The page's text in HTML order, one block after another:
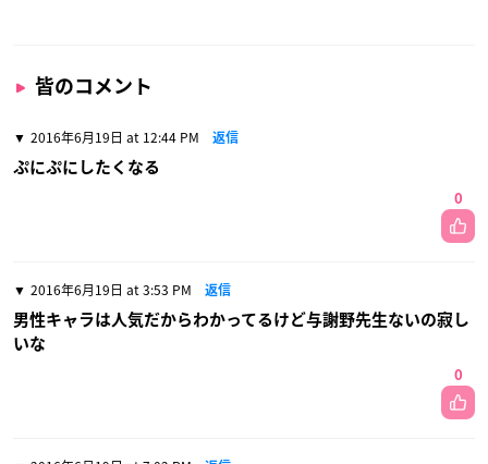
皆のコメント
2016年6月19日 at 12:44 PM 返信
ぷにぷにしたくなる
0
2016年6月19日 at 3:53 PM 返信
男性キャラは人気だからわかってるけど与謝野先生ないの寂し
いな
0